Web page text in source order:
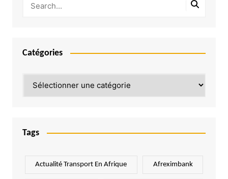
Catégories
Tags
Actualité Transport En Afrique Afreximbank